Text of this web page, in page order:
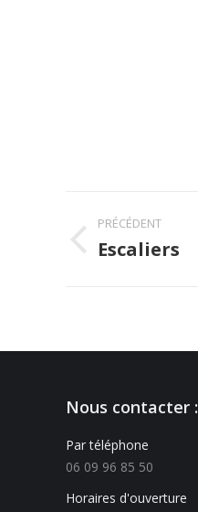
PRÉCÉDENT
Escaliers
Nous contacter :
Par téléphone
06 09 96 85 50
Horaires d'ouverture